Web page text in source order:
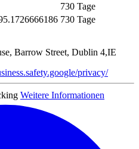
730 Tage
730 Tage
Barrow Street, Dublin 4,IE
privacy/
Weitere Informationen